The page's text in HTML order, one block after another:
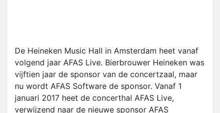
De Heineken Music Hall in Amsterdam heet vanaf
volgend jaar AFAS Live. Bierbrouwer Heineken was
vijftien jaar de sponsor van de concertzaal, maar
nu wordt AFAS Software de sponsor. Vanaf 1
januari 2017 heet de concerthal AFAS Live,
verwijzend naar de nieuwe sponsor AFAS